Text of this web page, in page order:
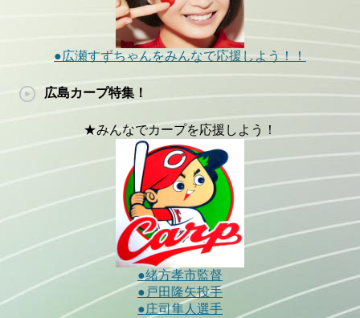
●広瀬すずちゃんをみんなで応援しよう！！
広島カープ特集！
★みんなでカープを応援しよう！
●緒方孝市監督
●戸田隆矢投手
●庄司隼人選手